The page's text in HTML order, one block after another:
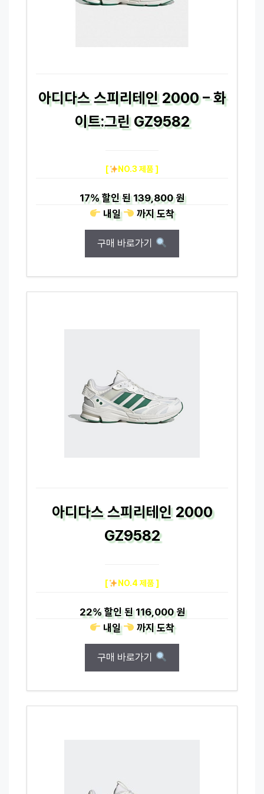
아디다스 스피리테인 2000 – 화
이트:그린 GZ9582
[ NO.3 제품 ]
17%할인 된139,800 원
내일
까지도착
구매 바로가기
아디다스 스피리테인 2000
GZ9582
[ NO.4 제품 ]
22%할인 된116,000 원
내일
까지도착
구매 바로가기